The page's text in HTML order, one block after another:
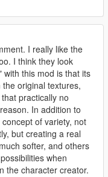
en la ruta
Para esto debes
Servidor (MP):
ya creada la carpeta
archivos pertinentes
'Splendid'
deberías
'resources' de tu
creadas,
dentro de 'stream' a tu
I really like the
I think they look
this mod is that its
original textures,
practically no
In addition to
of variety, not
but creating a real
softer, and others
when
the character creator.